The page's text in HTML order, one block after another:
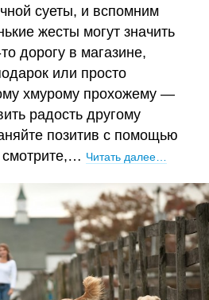
суеты, и вспомним
жесты могут значить
дорогу в магазине,
или просто
хмурому прохожему —
радость другому
позитив с помощью
смотрите,… Читать далее…